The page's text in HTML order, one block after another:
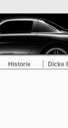
Historie Dicke